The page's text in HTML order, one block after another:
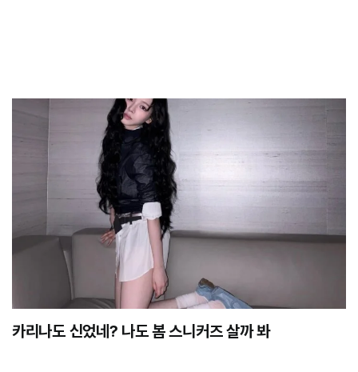
카리나도 신었네? 나도 봄 스니커즈 살까 봐